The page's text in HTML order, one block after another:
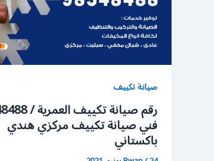
صيانة تكييف
فني صيانة تكييف مركزي هندي
باكستاني